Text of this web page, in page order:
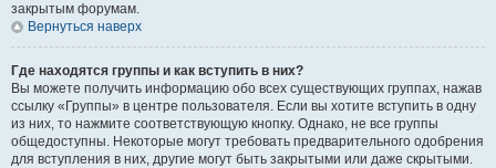
закрытым форумам.
Вернуться наверх
Где находятся группы и как вступить в них?
Вы можете получить информацию обо всех существующих группах, нажав
ссылку «Группы» в центре пользователя. Если вы хотите вступить в одну
из них, то нажмите соответствующую кнопку. Однако, не все группы
общедоступны. Некоторые могут требовать предварительного одобрения
для вступления в них, другие могут быть закрытыми или даже скрытыми.